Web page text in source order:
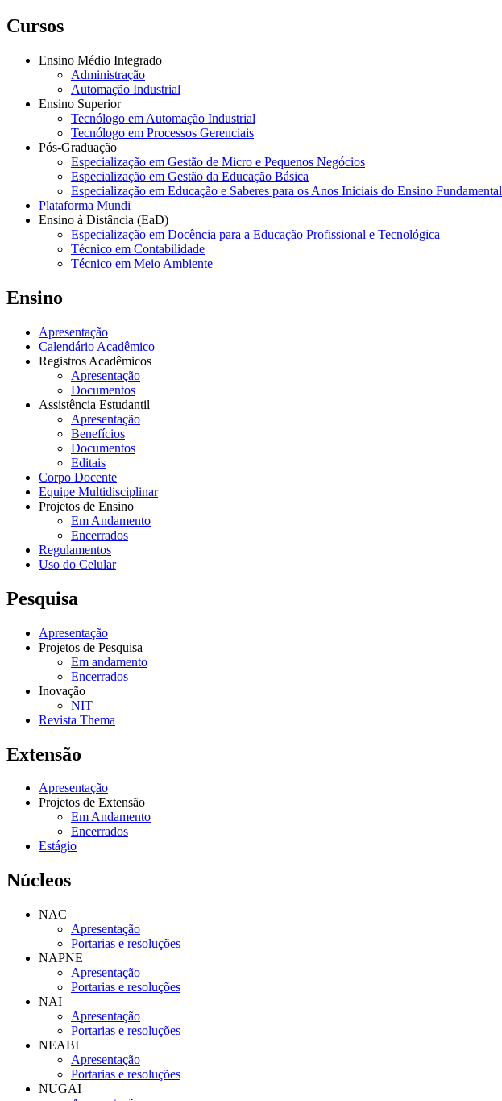
Cursos
Ensino Médio Integrado
Administração
Automação Industrial
Ensino Superior
Tecnólogo em Automação Industrial
Tecnólogo em Processos Gerenciais
Pós-Graduação
Especialização em Gestão de Micro e Pequenos Negócios
Especialização em Gestão da Educação Básica
Especialização em Educação e Saberes para os Anos Iniciais do Ensino Fundamental
Plataforma Mundi
Ensino à Distância (EaD)
Especialização em Docência para a Educação Profissional e Tecnológica
Técnico em Contabilidade
Técnico em Meio Ambiente
Ensino
Apresentação
Calendário Acadêmico
Registros Acadêmicos
Apresentação
Documentos
Assistência Estudantil
Apresentação
Benefícios
Documentos
Editais
Corpo Docente
Equipe Multidisciplinar
Projetos de Ensino
Em Andamento
Encerrados
Regulamentos
Uso do Celular
Pesquisa
Apresentação
Projetos de Pesquisa
Em andamento
Encerrados
Inovação
NIT
Revista Thema
Extensão
Apresentação
Projetos de Extensão
Em Andamento
Encerrados
Estágio
Núcleos
NAC
Apresentação
Portarias e resoluções
NAPNE
Apresentação
Portarias e resoluções
NAI
Apresentação
Portarias e resoluções
NEABI
Apresentação
Portarias e resoluções
NUGAI